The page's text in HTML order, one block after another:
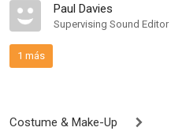
Paul Davies
Supervising Sound Editor
1 más
Costume & Make-Up